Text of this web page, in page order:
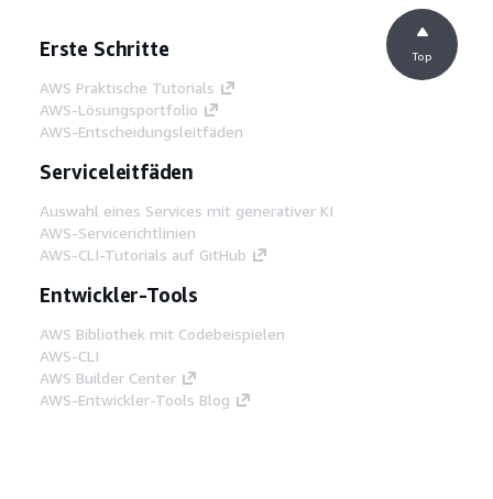
Erste Schritte
AWS Praktische Tutorials
AWS-Lösungsportfolio
AWS-Entscheidungsleitfäden
Serviceleitfäden
Auswahl eines Services mit generativer KI
AWS-Servicerichtlinien
AWS-CLI-Tutorials auf GitHub
Entwickler-Tools
AWS Bibliothek mit Codebeispielen
AWS-CLI
AWS Builder Center
AWS-Entwickler-Tools Blog
Top